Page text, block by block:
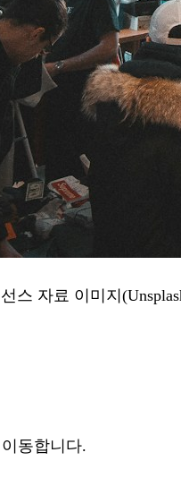
스 자료 이미지
동합니다.